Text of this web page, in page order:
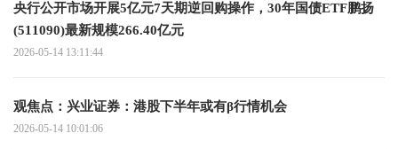
央行公开市场开展5亿元7天期逆回购操作，30年国债ETF鹏扬
(511090)最新规模266.40亿元
2026-05-14 13:11:44
观焦点：兴业证券：港股下半年或有β行情机会
2026-05-14 10:01:06